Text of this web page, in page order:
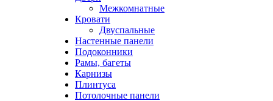
Межкомнатные
Кровати
Двуспальные
Настенные панели
Подоконники
Рамы, багеты
Карнизы
Плинтуса
Потолочные панели